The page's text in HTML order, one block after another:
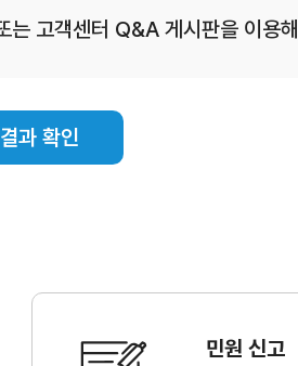
고객센터 Q&A 게시판을 이용
과 확인
민원 신고